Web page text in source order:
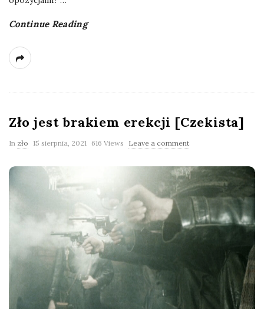
Continue Reading
Zło jest brakiem erekcji [Czekista]
In zło 15 sierpnia, 2021 616 Views Leave a comment